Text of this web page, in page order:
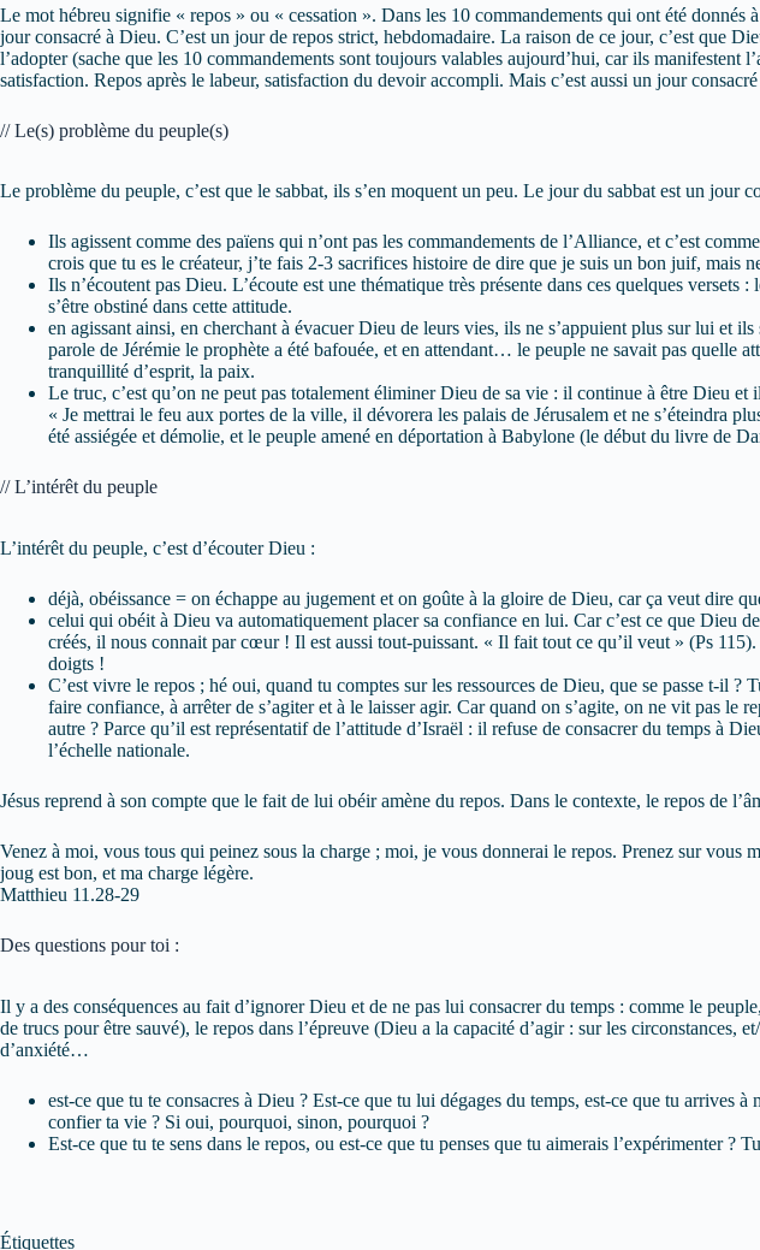
Le mot hébreu signifie « repos » ou « cessation ». Dans les 10 commandements qui ont été
jour consacré à Dieu. C’est un jour de repos strict, hebdomadaire. La raison de ce jour, c’est que
l’adopter (sache que les 10 commandements sont toujours valables aujourd’hui, car ils
satisfaction. Repos après le labeur, satisfaction du devoir accompli. Mais c’est aussi un jour
// Le(s) problème du peuple(s)
Le problème du peuple, c’est que le sabbat, ils s’en moquent un peu. Le jour du sabbat est un jour
Ils agissent comme des païens qui n’ont pas les commandements de l’Alliance, et c’est
crois que tu es le créateur, j’te fais 2-3 sacrifices histoire de dire que je suis un bon juif, mais
Ils n’écoutent pas Dieu. L’écoute est une thématique très présente dans ces quelques
s’être obstiné dans cette attitude.
en agissant ainsi, en cherchant à évacuer Dieu de leurs vies, ils ne s’appuient plus sur lui et
parole de Jérémie le prophète a été bafouée, et en attendant… le peuple ne savait pas quelle
tranquillité d’esprit, la paix.
Le truc, c’est qu’on ne peut pas totalement éliminer Dieu de sa vie : il continue à être Dieu
« Je mettrai le feu aux portes de la ville, il dévorera les palais de Jérusalem et ne s’éteindra
été assiégée et démolie, et le peuple amené en déportation à Babylone (le début du livre de
// L’intérêt du peuple
L’intérêt du peuple, c’est d’écouter Dieu :
déjà, obéissance = on échappe au jugement et on goûte à la gloire de Dieu, car ça veut dire
celui qui obéit à Dieu va automatiquement placer sa confiance en lui. Car c’est ce que Dieu
créés, il nous connait par cœur ! Il est aussi tout-puissant. « Il fait tout ce qu’il veut » (Ps
doigts !
C’est vivre le repos ; hé oui, quand tu comptes sur les ressources de Dieu, que se passe t-il
faire confiance, à arrêter de s’agiter et à le laisser agir. Car quand on s’agite, on ne vit pas le
autre ? Parce qu’il est représentatif de l’attitude d’Israël : il refuse de consacrer du temps à
l’échelle nationale.
Jésus reprend à son compte que le fait de lui obéir amène du repos. Dans le contexte, le repos de
Venez à moi, vous tous qui peinez sous la charge ; moi, je vous donnerai le repos. Prenez sur
joug est bon, et ma charge légère.
Matthieu 11.28-29
Des questions pour toi :
Il y a des conséquences au fait d’ignorer Dieu et de ne pas lui consacrer du temps : comme le
de trucs pour être sauvé), le repos dans l’épreuve (Dieu a la capacité d’agir : sur les
d’anxiété…
est-ce que tu te consacres à Dieu ? Est-ce que tu lui dégages du temps, est-ce que tu arrives
confier ta vie ? Si oui, pourquoi, sinon, pourquoi ?
Est-ce que tu te sens dans le repos, ou est-ce que tu penses que tu aimerais l’expérimenter
Étiquettes